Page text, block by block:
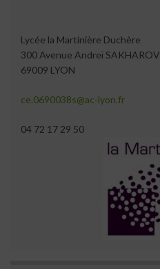
Lycée la Martinière Duchère
300 Avenue Andreï SAKHAROV
69009 LYON
ce.0690038s@ac-lyon.fr
04 72 17 29 50